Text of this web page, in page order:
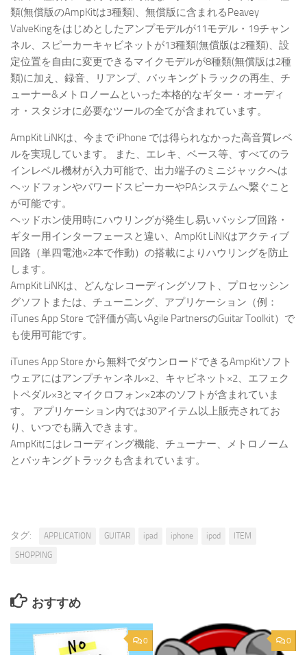
類(無償版のAmpKitは3種類)、無償版に含まれるPeavey
ValveKingをはじめとしたアンプモデルが11モデル・19チャン
ネル、スピーカーキャビネットが13種類(無償版は2種類)、設
定位置を自由に変更できるマイクモデルが8種類(無償版は2種
類)に加え、録音、リアンプ、バッキングトラックの再生、チ
ューナー&メトロノームといった本格的なギター・オーディ
オ・スタジオに必要なツールの全てが含まれています。
AmpKit LiNKは、今まで iPhone では得られなかった高音質レベ
ルを実現しています。 また、エレキ、ベース等、すべてのラ
インレベル機材が入力可能で、出力端子のミニジャックへは
ヘッドフォンやパワードスピーカーやPAシステムへ繋ぐこと
が可能です。
ヘッドホン使用時にハウリングが発生し易いパッシブ回路・
ギター用インターフェースと違い、AmpKit LiNKはアクティブ
回路（単四電池×2本で作動）の搭載によりハウリングを防止
します。
AmpKit LiNKは、どんなレコーディングソフト、プロセッシン
グソフトまたは、チューニング、アプリケーション（例：
iTunes App Store で評価が高いAgile PartnersのGuitar Toolkit）で
も使用可能です。
iTunes App Store から無料でダウンロードできるAmpKitソフト
ウェアにはアンプチャンネル×2、キャビネット×2、エフェク
トペダル×3とマイクロフォン×2本のソフトが含まれていま
す。 アプリケーション内では30アイテム以上販売されてお
り、いつでも購入できます。
AmpKitにはレコーディング機能、チューナー、メトロノーム
とバッキングトラックも含まれています。
タグ: APPLICATION GUITAR ipad iphone ipod
ITEM
SHOPPING
おすすめ
0 0